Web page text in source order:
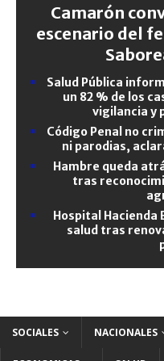
Camarón
escenario del
Salud Pública
un 82 % de los
vigilancia y
Código Penal no
ni parodias,
Hambre queda
tras
Hospital Hacienda
salud tras
SOCIALES NACIONALES